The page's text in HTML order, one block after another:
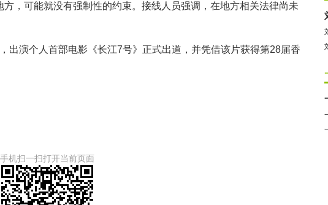
，可能就没有强制性的约束。接线人员强调，在地方相关法律尚未
出演个人首部电影《长江7号》正式出道，并凭借该片获得第28届香
手机扫一扫打开当前页面